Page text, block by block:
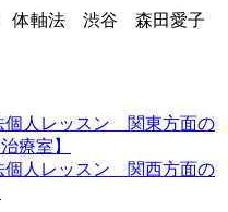
体軸法 渋谷 森田愛子